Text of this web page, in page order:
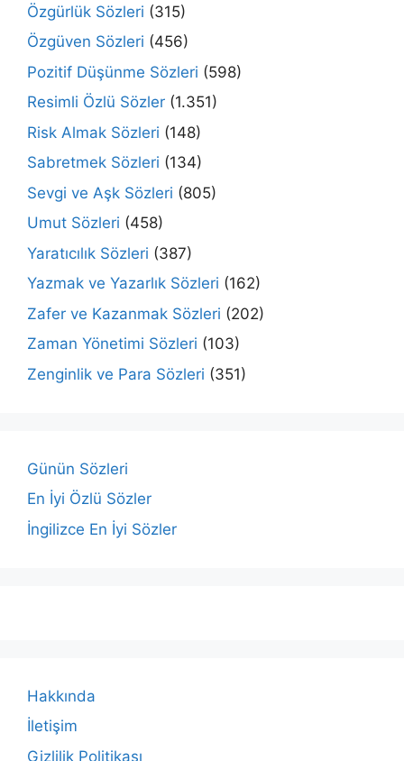
Özgürlük Sözleri (315)
Özgüven Sözleri (456)
Pozitif Düşünme Sözleri (598)
Resimli Özlü Sözler (1.351)
Risk Almak Sözleri (148)
Sabretmek Sözleri (134)
Sevgi ve Aşk Sözleri (805)
Umut Sözleri (458)
Yaratıcılık Sözleri (387)
Yazmak ve Yazarlık Sözleri (162)
Zafer ve Kazanmak Sözleri (202)
Zaman Yönetimi Sözleri (103)
Zenginlik ve Para Sözleri (351)
Günün Sözleri
En İyi Özlü Sözler
İngilizce En İyi Sözler
Hakkında
İletişim
Gizlilik Politikası